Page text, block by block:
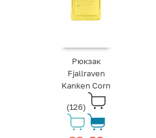
Рюкзак
Fjallraven
Kanken Corn
(126)